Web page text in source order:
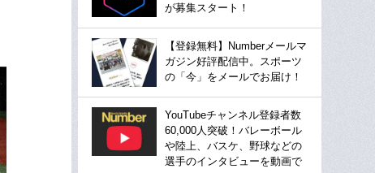
が募集スタート！
【登録無料】Numberメールマ
ガジン好評配信中。スポーツ
の「今」をメールでお届け！
YouTubeチャンネル登録者数
60,000人突破！バレーボール
や陸上、バスケ、野球などの
選手のインタビューを動画で